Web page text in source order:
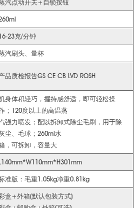
汽点动开关+自锁按钮
23克/分钟
汽刷头、量杯
品质检报告GS CE CB LVD ROSH
身体积轻巧，握持感舒适，即可轻松操
；120度以上的高温蒸
强力喷发；配以拆卸式除尘毛刷，用于除
尘、毛球；260ml水
，可拆卸，容量大
准版：毛重1.05kg净重0.81kg
盒+外箱(默认包装方式)